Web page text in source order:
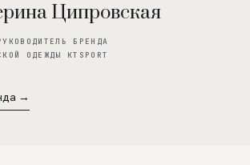
Ципровская
БРЕНДА
ОДЕЖДЫ KTSPORT
→